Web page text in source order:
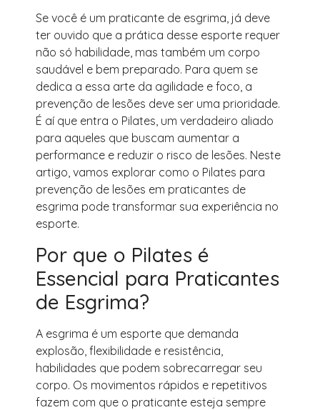
Se você é um praticante de esgrima, já deve
ter ouvido que a prática desse esporte requer
não só habilidade, mas também um corpo
saudável e bem preparado. Para quem se
dedica a essa arte da agilidade e foco, a
prevenção de lesões deve ser uma prioridade.
É aí que entra o Pilates, um verdadeiro aliado
para aqueles que buscam aumentar a
performance e reduzir o risco de lesões. Neste
artigo, vamos explorar como o Pilates para
prevenção de lesões em praticantes de
esgrima pode transformar sua experiência no
esporte.
Por que o Pilates é
Essencial para Praticantes
de Esgrima?
A esgrima é um esporte que demanda
explosão, flexibilidade e resistência,
habilidades que podem sobrecarregar seu
corpo. Os movimentos rápidos e repetitivos
fazem com que o praticante esteja sempre